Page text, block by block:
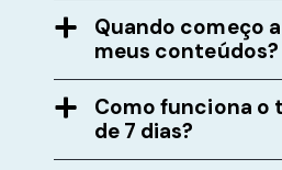
Quando começo
meus conteúdos?
Como funciona o
de 7 dias?